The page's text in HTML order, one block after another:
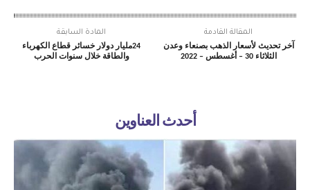
المادة السابقة
24مليار دولار خسائر قطاع الكهرباء
والطاقة خلال سنوات الحرب
المقالة القادمة
آخر تحديث لأسعار الذهب بصنعاء وعدن
الثلاثاء 30 – أغسطس – 2022
أحدث العناوين